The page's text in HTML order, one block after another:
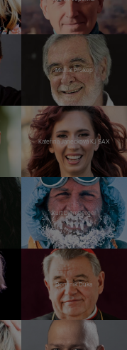
Michal Prokop
Kateřina Janečková KJ SAX
Kurt Diemberger
Dominik Duka